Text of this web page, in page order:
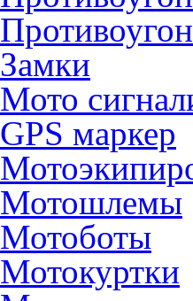
Замки
Мото
GPS маркер
Мотошлемы
Мотоботы
Мотокуртки